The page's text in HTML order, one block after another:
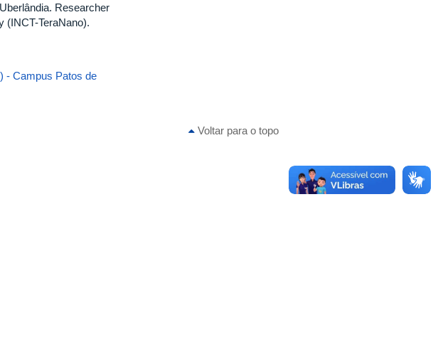
Researcher
(INCT-TeraNano).
- Campus Patos de
Voltar para o topo